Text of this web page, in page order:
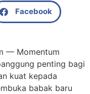
Facebook
— Momentum
penting bagi
kuat kepada
babak baru